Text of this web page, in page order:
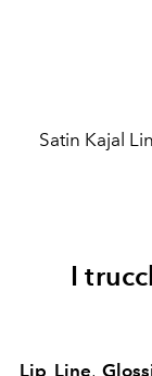
Satin Kajal
I
Lip Line,